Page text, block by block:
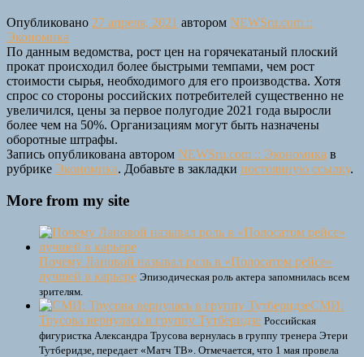
Опубликовано 27 апреля, 2021 автором NEWSru.com ::
Экономика
По данным ведомства, рост цен на горячекатаный плоский
прокат происходил более быстрыми темпами, чем рост
стоимости сырья, необходимого для его производства. Хотя
спрос со стороны российских потребителей существенно не
увеличился, цены за первое полугодие 2021 года выросли
более чем на 50%. Организациям могут быть назначены
оборотные штрафы.
Запись опубликована автором NEWSru.com :: Экономика в
рубрике Экономика. Добавьте в закладки постоянную ссылку.
More from my site
Почему Лановой называл роль в «Полосатом рейсе»
лучшей в карьере Эпизодическая роль актера запомнилась всем
зрителям.
СМИ:
Трусова вернулась в группу Тутберидзе Российская
фигуристка Александра Трусова вернулась в группу тренера Этери
Тутберидзе, передает «Матч ТВ». Отмечается, что 1 мая провела